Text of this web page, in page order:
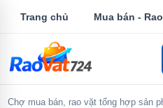
Trang chủ Mua bán -
Chợ mua bán, rao vặt tổng hợp sản